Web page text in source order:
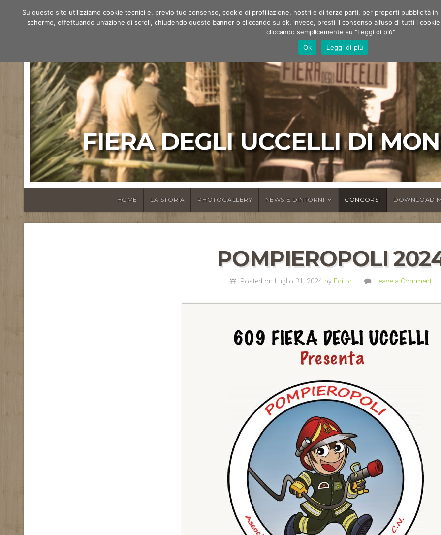
FIERA DEGLI UCCELLI DI
HOME LA STORIA PHOTOGALLERY NEWS E DINTORNI CONCORSI DOWNLOAD
POMPIEROPOLI
Posted on Luglio 31, 2024 by Editor Leave a Comment
Su questo sito utilizziamo cookie tecnici e, previo tuo consenso, cookie di profiliazione, nostri e di terze parti, per proporti pubblicità
schermo, effettuando un’azione di scroll, chiudendo questo banner o cliccando su ok, invece, presti il consenso all’uso di tutti i
cliccando semplicemente su "Leggi di più"
Ok
Leggi di più